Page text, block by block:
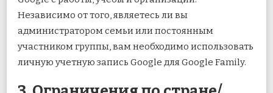
Независимо от того, являетесь ли вы
администратором семьи или постоянным
участником группы, вам необходимо использовать
личную учетную запись Google для Google Family.